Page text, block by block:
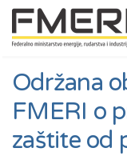
Održana
FMERI o
zaštite od